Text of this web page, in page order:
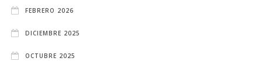
FEBRERO 2026
DICIEMBRE 2025
OCTUBRE 2025